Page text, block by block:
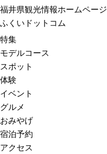
福井県観光情報ホームページ
ふくいドットコム
特集
モデルコース
スポット
体験
イベント
グルメ
おみやげ
宿泊予約
アクセス